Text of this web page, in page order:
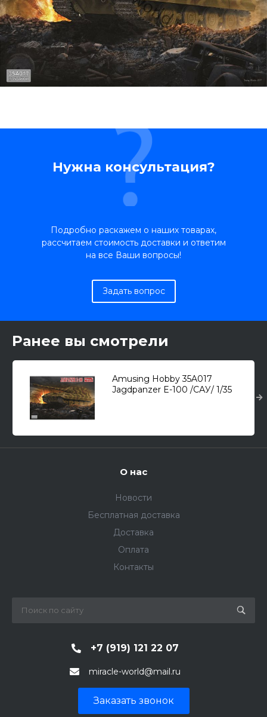
Нужна консультация?
Подробно раскажем о наших товарах,
рассчитаем стоимость доставки и ответим
на все Ваши вопросы!
Задать вопрос
Ранее вы смотрели
Amusing Hobby 35A017
Jagdpanzer E-100 /САУ/ 1/35
О нас
Новости
Бесплатная доставка
Доставка
Оплата
Контакты
+7 (919) 121 22 07
miracle-world@mail.ru
Заказать звонок